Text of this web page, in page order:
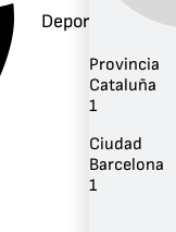
Deportes
Provincia
Cataluña
1
Ciudad
Barcelona
1